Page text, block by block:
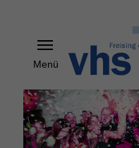
Menü